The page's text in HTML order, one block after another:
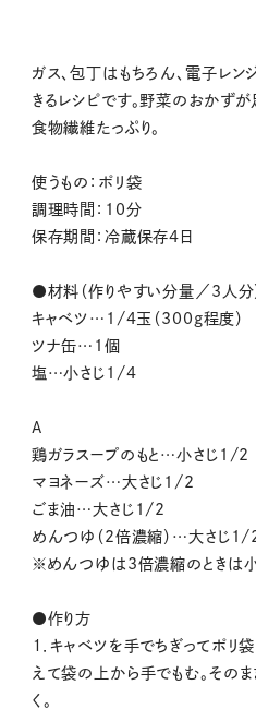
ガス、包丁はもちろん、電子レン
きるレシピです。野菜のおかずが
食物繊維たっぷり。
使うもの：ポリ袋
調理時間：10分
保存期間：冷蔵保存4日
●材料（作りやすい分量／3人分
キャベツ…1/4玉（300g程度）
ツナ缶…1個
塩…小さじ1/4
A
鶏ガラスープのもと…小さじ1/2
マヨネーズ…大さじ1/2
ごま油…大さじ1/2
めんつゆ（2倍濃縮）…大さじ1/
※めんつゆは3倍濃縮のときは小
●作り方
１．キャベツを手でちぎってポリ
えて袋の上から手でもむ。その
く。